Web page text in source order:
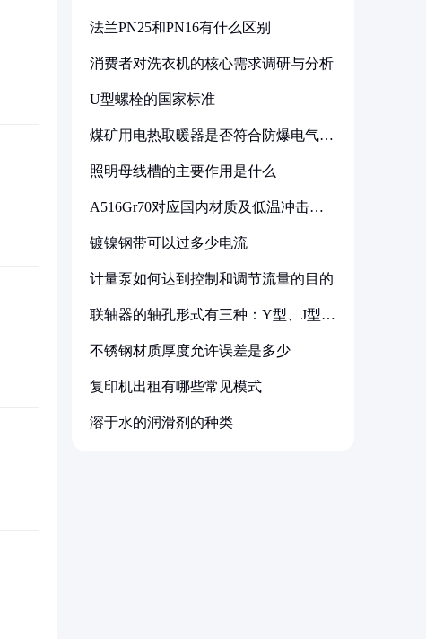
法兰PN25和PN16有什么区别
消费者对洗衣机的核心需求调研与分析
U型螺栓的国家标准
煤矿用电热取暖器是否符合防爆电气设
照明母线槽的主要作用是什么
A516Gr70对应国内材质及低温冲击要
镀镍钢带可以过多少电流
计量泵如何达到控制和调节流量的目的
联轴器的轴孔形式有三种：Y型、J型、
不锈钢材质厚度允许误差是多少
复印机出租有哪些常见模式
溶于水的润滑剂的种类